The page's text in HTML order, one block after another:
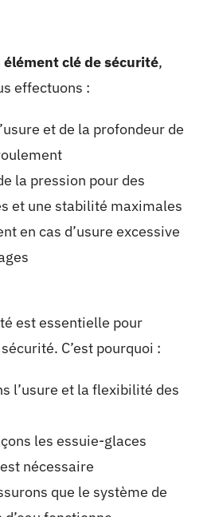
élément clé de sécurité,
effectuons :
et de la profondeur de
la pression pour des
et une stabilité maximales
en cas d’usure excessive
est essentielle pour
C’est pourquoi :
l’usure et la flexibilité des
les essuie-glaces
nécessaire
que le système de